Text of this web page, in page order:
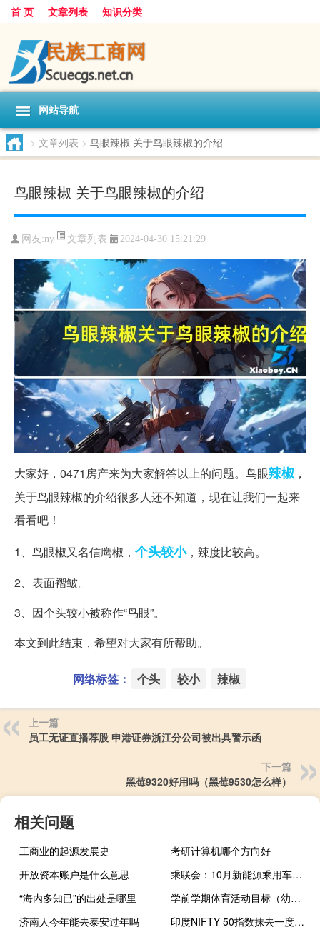
首 页 文章列表 知识分类
网站导航
> 文章列表 > 鸟眼辣椒 关于鸟眼辣椒的介绍
鸟眼辣椒 关于鸟眼辣椒的介绍
网友:ny 文章列表 2024-04-30 15:21:29
大家好，0471房产来为大家解答以上的问题。鸟眼辣椒 ，
关于鸟眼辣椒的介绍很多人还不知道，现在让我们一起来
看看吧！
1、鸟眼椒又名信鹰椒， 个头较小，辣度比较高。
2、表面褶皱。
3、因个头较小被称作“鸟眼”。
本文到此结束，希望对大家有所帮助。
网络标签： 个头 较小 辣椒
上一篇
员工无证直播荐股 申港证券浙江分公司被出具警示函
下一篇
黑莓9320好用吗（黑莓9530怎么样）
相关问题
工商业的起源发展史
考研计算机哪个方向好
开放资本账户是什么意思
乘联会：10月新能源乘用车市场零售76.7万辆 同比上涨37.5%
“海内多知已”的出处是哪里
学前学期体育活动目标（幼儿园体育活动目标）
济南人今年能去泰安过年吗
印度NIFTY 50指数抹去一度达0.8%的跌幅